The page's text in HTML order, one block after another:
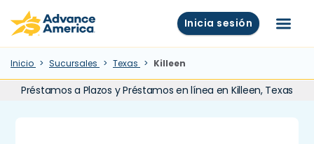
Skip to main content
Advance America home Inicia sesión Menú
Inicio Sucursales Texas Killeen
Préstamos a Plazos y Préstamos en línea en Killeen, Texas